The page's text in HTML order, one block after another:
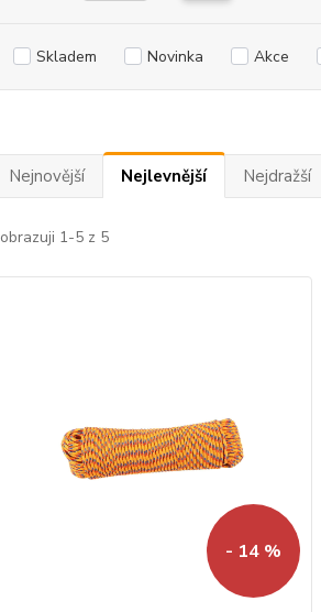
Skladem Novinka Akce
Nejnovější Nejlevnější Nejdražší
1-5 z 5
- 14 %